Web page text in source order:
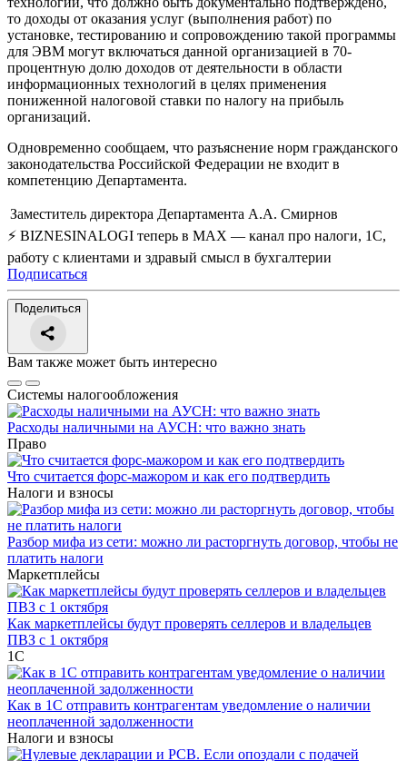
то доходы от оказания услуг (выполнения работ) по
установке, тестированию и сопровождению такой программы
для ЭВМ могут включаться данной организацией в 70-
процентную долю доходов от деятельности в области
информационных технологий в целях применения
пониженной налоговой ставки по налогу на прибыль
организаций.
Одновременно сообщаем, что разъяснение норм гражданского
законодательства Российской Федерации не входит в
компетенцию Департамента.
Заместитель директора Департамента А.А. Смирнов
⚡ BIZNESINALOGI теперь в MAX — канал про налоги, 1С,
работу с клиентами и здравый смысл в бухгалтерии
Подписаться
Поделиться
Вам также может быть интересно
Системы налогообложения
Расходы наличными на АУСН: что важно знать
Право
Что считается форс-мажором и как его подтвердить
Налоги и взносы
Разбор мифа из сети: можно ли расторгнуть договор, чтобы не
платить налоги
Маркетплейсы
Как маркетплейсы будут проверять селлеров и владельцев
ПВЗ с 1 октября
1С
Как в 1С отправить контрагентам уведомление о наличии
неоплаченной задолженности
Налоги и взносы